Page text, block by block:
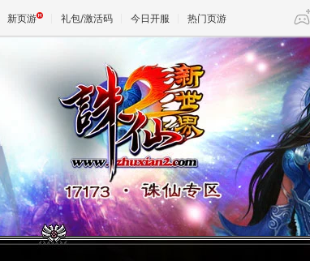
新页游 礼包/激活码 今日开服 热门页游
DNF
天堂 剑网3旗舰版
王权与自由 诛仙世界